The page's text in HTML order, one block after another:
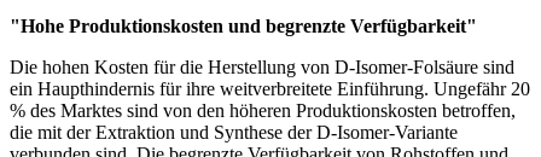
"Hohe Produktionskosten und begrenzte Verfügbarkeit"
Die hohen Kosten für die Herstellung von D-Isomer-Folsäure sind
ein Haupthindernis für ihre weitverbreitete Einführung. Ungefähr 20
% des Marktes sind von den höheren Produktionskosten betroffen,
die mit der Extraktion und Synthese der D-Isomer-Variante